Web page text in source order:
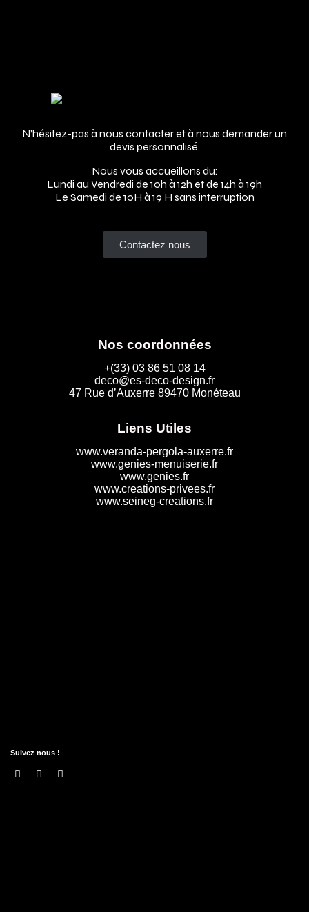
N’hésitez-pas à nous contacter et à nous demander un
devis personnalisé.
Nous vous accueillons du:
Lundi au Vendredi de 10h à 12h et de 14h à 19h
Le Samedi de 10H à 19 H sans interruption
Contactez nous
Nos coordonnées
+(33) 03 86 51 08 14
deco@es-deco-design.fr
47 Rue d’Auxerre 89470 Monéteau
Liens Utiles
www.veranda-pergola-auxerre.fr
www.genies-menuiserie.fr
www.genies.fr
www.creations-privees.fr
www.seineg-creations.fr
Suivez nous !